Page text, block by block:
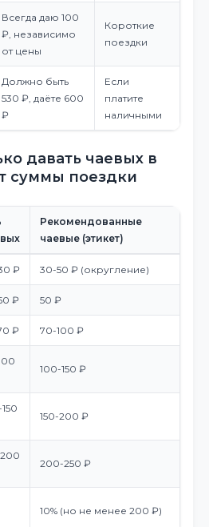
Всегда даю 100
₽, независимо
от цены
Короткие
поездки
Должно быть
530 ₽, даёте 600
₽
Если
платите
наличными
давать чаевых в
суммы поездки
Рекомендованные
чаевые (этикет)
₽ 30-50 ₽ (округление)
₽ 50 ₽
₽ 70-100 ₽
100-150 ₽
150-200 ₽
200-250 ₽
10% (но не менее 200 ₽)